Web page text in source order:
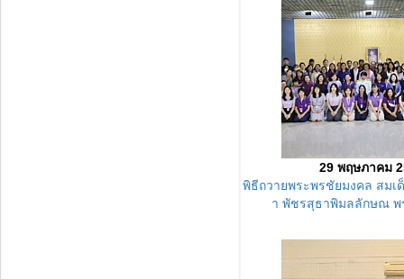
29 พฤษภาคม
พิธีถวายพระพรชัยมงคล สมเ
า พัชรสุธาพิมลลักษณ พ